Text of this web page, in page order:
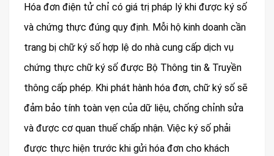
Hóa đơn điện tử chỉ có giá trị pháp lý khi được ký số
và chứng thực đúng quy định. Mỗi hộ kinh doanh cần
trang bị chữ ký số hợp lệ do nhà cung cấp dịch vụ
chứng thực chữ ký số được Bộ Thông tin & Truyền
thông cấp phép. Khi phát hành hóa đơn, chữ ký số sẽ
đảm bảo tính toàn vẹn của dữ liệu, chống chỉnh sửa
và được cơ quan thuế chấp nhận. Việc ký số phải
được thực hiện trước khi gửi hóa đơn cho khách